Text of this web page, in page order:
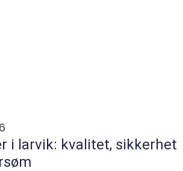
i larvik: kvalitet, sikkerhet